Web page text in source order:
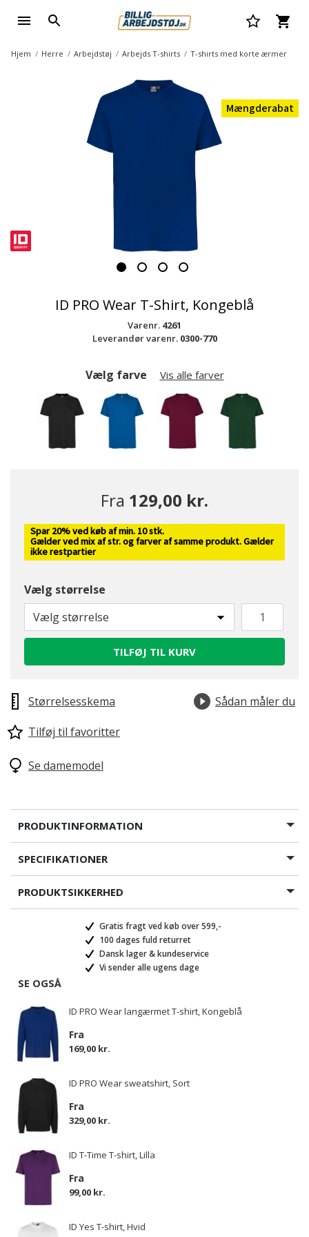
Hjem Herre Arbejdstøj Arbejds T-shirts T-shirts med korte ærmer
Mængderabat
ID PRO Wear T-Shirt, Kongeblå
Varenr. 4261
Leverandør varenr. 0300-770
Vælg farve Vis alle farver
Fra 129,00 kr.
Spar 20% ved køb af min. 10 stk.
Gælder ved mix af str. og farver af samme produkt. Gælder
ikke restpartier
Vælg størrelse
Vælg størrelse
TILFØJ TIL KURV
Størrelsesskema
Sådan måler du
Tilføj til favoritter
Se damemodel
PRODUKTINFORMATION
SPECIFIKATIONER
PRODUKTSIKKERHED
Gratis fragt ved køb over 599,-
100 dages fuld returret
Dansk lager & kundeservice
Vi sender alle ugens dage
SE OGSÅ
ID PRO Wear langærmet T-shirt, Kongeblå
Fra
169,00 kr.
ID PRO Wear sweatshirt, Sort
Fra
329,00 kr.
ID T-Time T-shirt, Lilla
Fra
99,00 kr.
ID Yes T-shirt, Hvid